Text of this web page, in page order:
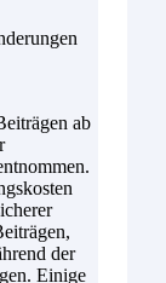
ab
der
Einige